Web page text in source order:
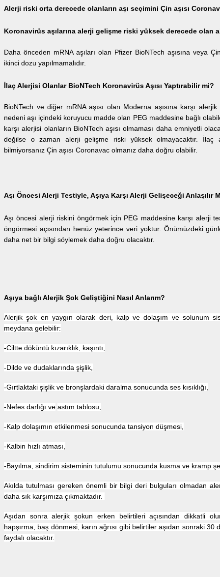
Alerji riski orta derecede olanların aşı seçimini Çin aşısı
Koronavirüs aşılarına alerji gelişme riski yüksek derecede olan
Daha önceden mRNA aşıları olan Pfizer BioNTech aşısına veya
ikinci dozu yapılmamalıdır.
İlaç Alerjisi Olanlar BioNTech Koronavirüs Aşısı Yaptırabilir mi?
BioNTech ve diğer mRNA aşısı olan Moderna aşısına karşı
nedeni aşı içindeki koruyucu madde olan PEG maddesine bağlı
karşı alerjisi olanların BioNTech aşısı olmaması daha emniyetli
değilse o zaman alerji gelişme riski yüksek olmayacaktır. İlaç
bilmiyorsanız Çin aşısı Coronavac olmanız daha doğru olabilir.
Aşı Öncesi Alerji Testiyle, Aşıya Karşı Alerji Gelişeceği Anlaşılır
Aşı öncesi alerji riskini öngörmek için PEG maddesine karşı alerji
öngörmesi açısından henüz yeterince veri yoktur. Önümüzdeki
daha net bir bilgi söylemek daha doğru olacaktır.
Aşıya bağlı Alerjik Şok Geliştiğini Nasıl Anlarım?
Alerjik şok en yaygın olarak deri, kalp ve dolaşım ve solunum
meydana gelebilir:
-Ciltte döküntü kızarıklık, kaşıntı,
-Dilde ve dudaklarında şişlik,
-Gırtlaktaki şişlik ve bronşlardaki daralma sonucunda ses kısıklığı,
-Nefes darlığı ve astım tablosu,
-Kalp dolaşımın etkilenmesi sonucunda tansiyon düşmesi,
-Kalbin hızlı atması,
-Bayılma, sindirim sisteminin tutulumu sonucunda kusma ve kramp
Akılda tutulması gereken önemli bir bilgi deri bulguları olmadan
daha sık karşımıza çıkmaktadır.
Aşıdan sonra alerjik şokun erken belirtileri açısından dikkatli
hapşırma, baş dönmesi, karın ağrısı gibi belirtiler aşıdan sonraki
faydalı olacaktır.